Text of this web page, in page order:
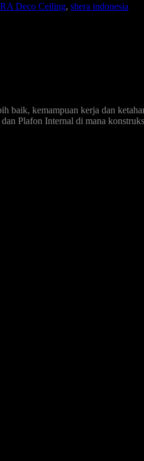
Deco Ceiling, shera indonesia
baik, kemampuan kerja dan
Plafon Internal di mana